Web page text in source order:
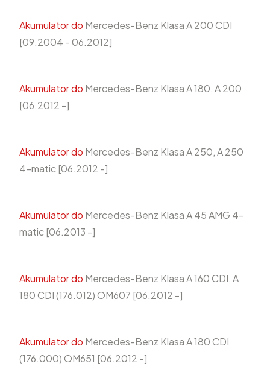
Akumulator do Mercedes-Benz Klasa A 200 CDI
[09.2004 - 06.2012]
Akumulator do Mercedes-Benz Klasa A 180, A 200
[06.2012 -]
Akumulator do Mercedes-Benz Klasa A 250, A 250
4-matic [06.2012 -]
Akumulator do Mercedes-Benz Klasa A 45 AMG 4-
matic [06.2013 -]
Akumulator do Mercedes-Benz Klasa A 160 CDI, A
180 CDI (176.012) OM607 [06.2012 -]
Akumulator do Mercedes-Benz Klasa A 180 CDI
(176.000) OM651 [06.2012 -]